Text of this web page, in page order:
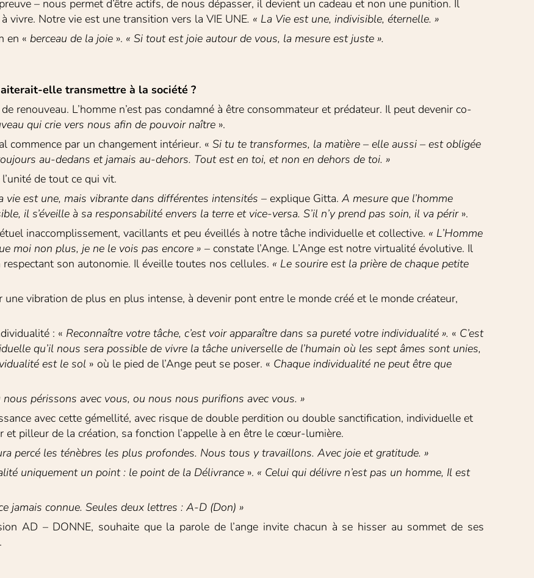
– nous permet d’être actifs, de nous dépasser, il devient un cadeau et non une punition. Il
vivre. Notre vie est une transition vers la VIE UNE. « La Vie est une, indivisible, éternelle. »
en « berceau de la joie ». « Si tout est joie autour de vous, la mesure est juste ».
elle transmettre à la société ?
renouveau. L’homme n’est pas condamné à être consommateur et prédateur. Il peut devenir co-
qui crie vers nous afin de pouvoir naître ».
commence par un changement intérieur. « Si tu te transformes, la matière – elle aussi – est obligée
au-dedans et jamais au-dehors. Tout est en toi, et non en dehors de toi. »
de tout ce qui vit.
vie est une, mais vibrante dans différentes intensités – explique Gitta. A mesure que l’homme
il s’éveille à sa responsabilité envers la terre et vice-versa. S’il n’y prend pas soin, il va périr ».
inaccomplissement, vacillants et peu éveillés à notre tâche individuelle et collective. « L’Homme
moi non plus, je ne le vois pas encore » – constate l’Ange. L’Ange est notre virtualité évolutive. Il
son autonomie. Il éveille toutes nos cellules. « Le sourire est la prière de chaque petite
une vibration de plus en plus intense, à devenir pont entre le monde créé et le monde créateur,
: « Reconnaître votre tâche, c’est voir apparaître dans sa pureté votre individualité ». « C’est
qu’il nous sera possible de vivre la tâche universelle de l’humain où les sept âmes sont unies,
est le sol » où le pied de l’Ange peut se poser. « Chaque individualité ne peut être que
nous périssons avec vous, ou nous nous purifions avec vous. »
avec cette gémellité, avec risque de double perdition ou double sanctification, individuelle et
et pilleur de la création, sa fonction l’appelle à en être le cœur-lumière.
percé les ténèbres les plus profondes. Nous tous y travaillons. Avec joie et gratitude. »
uniquement un point : le point de la Délivrance ». « Celui qui délivre n’est pas un homme, Il est
jamais connue. Seules deux lettres : A-D (Don) »
AD – DONNE, souhaite que la parole de l’ange invite chacun à se hisser au sommet de ses